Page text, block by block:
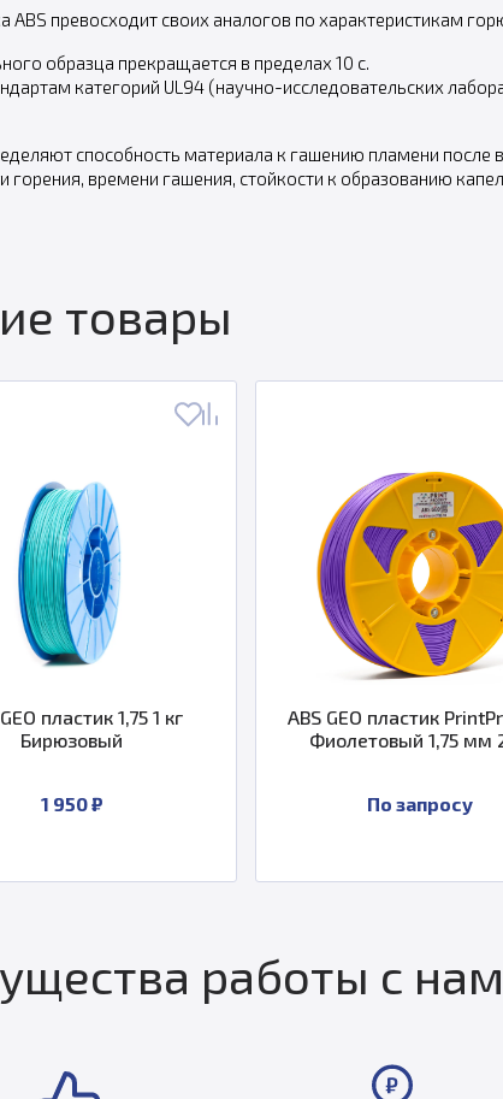
ABS превосходит своих аналогов по характеристикам
образца прекращается в пределах 10 с.
категорий UL94 (научно-исследовательских
способность материала к гашению пламени
горения, времени гашения, стойкости к образованию
товары
1,75 1 кг
ABS GEO пластик PrintProduct
Фиолетовый 1,75 мм 2 кг
По запросу
работы с